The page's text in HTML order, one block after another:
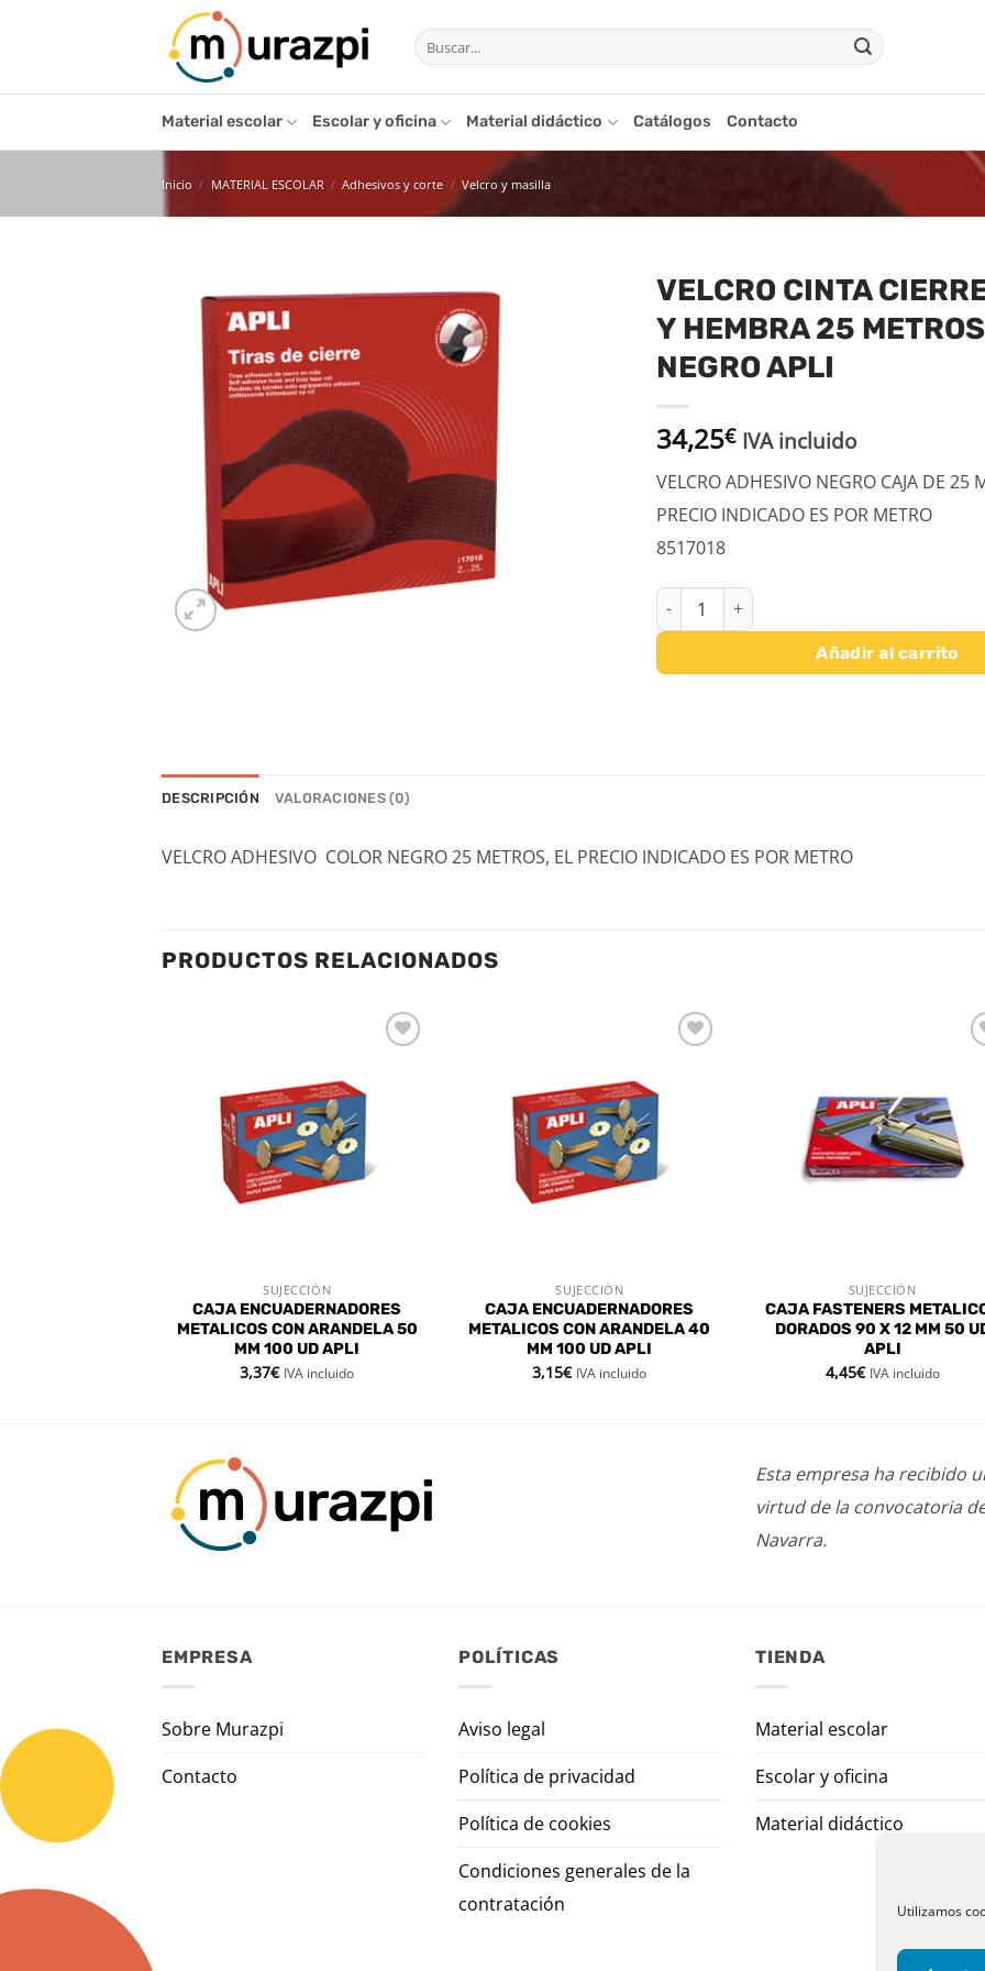
Utilizamos
Buscar
por:
Material escolar Escolar y oficina Material didáctico Catálogos Contacto
Inicio / MATERIAL ESCOLAR / Adhesivos y corte / Velcro y masilla
Añadir
lista
de
deseos
VELCRO CINTA
Y HEMBRA 25
NEGRO APLI
34,25€ IVA incluido
VELCRO ADHESIVO NEGRO CAJA DE 25
PRECIO INDICADO ES POR METRO
8517018
VELCRO CINTA CIERRE MACHO Y HEMBRA
Añadir al carrito
DESCRIPCIÓN VALORACIONES (0)
VELCRO ADHESIVO COLOR NEGRO 25 METROS, EL PRECIO INDICADO ES POR METRO
PRODUCTOS RELACIONADOS
VISTA RÁPIDA
SUJECCIÓN
CAJA ENCUADERNADORES
METALICOS CON ARANDELA 50
MM 100 UD APLI
3,37€ IVA incluido
VISTA RÁPIDA
SUJECCIÓN
CAJA ENCUADERNADORES
METALICOS CON ARANDELA 40
MM 100 UD APLI
3,15€ IVA incluido
VISTA RÁPIDA
SUJECCIÓN
CAJA FASTENERS
DORADOS 90 X 12 MM 50
APLI
4,45€ IVA incluido
Esta empresa ha recibido
virtud de la convocatoria
Navarra.
EMPRESA
Sobre Murazpi
Contacto
POLÍTICAS
Aviso legal
Política de privacidad
Política de cookies
Condiciones generales de la
contratación
TIENDA
Material escolar
Escolar y oficina
Material didáctico